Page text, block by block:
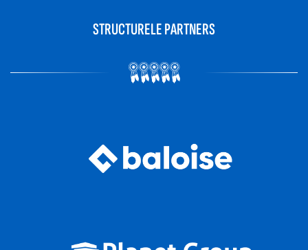
STRUCTURELE PARTNERS